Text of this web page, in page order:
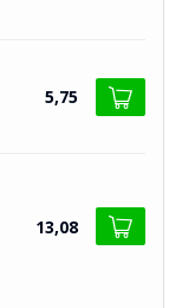
5,75
13,08